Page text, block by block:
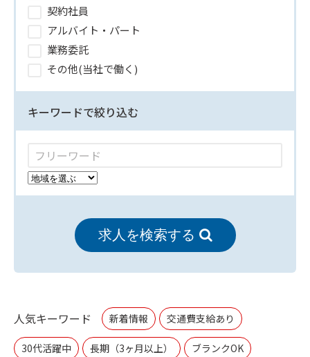
契約社員
アルバイト・パート
業務委託
その他(当社で働く)
キーワードで絞り込む
求人を検索する
人気キーワード 新着情報 交通費支給あり
30代活躍中 長期（3ヶ月以上） ブランクOK